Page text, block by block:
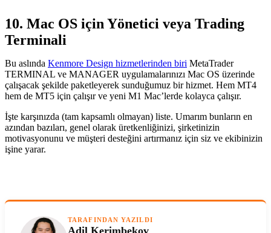
10. Mac OS için Yönetici veya Trading
Terminali
Bu aslında Kenmore Design hizmetlerinden biri MetaTrader
TERMINAL ve MANAGER uygulamalarınızı Mac OS üzerinde
çalışacak şekilde paketleyerek sunduğumuz bir hizmet. Hem MT4
hem de MT5 için çalışır ve yeni M1 Mac’lerde kolayca çalışır.
İşte karşınızda (tam kapsamlı olmayan) liste. Umarım bunların en
azından bazıları, genel olarak üretkenliğinizi, şirketinizin
motivasyonunu ve müşteri desteğini artırmanız için siz ve ekibinizin
işine yarar.
TARAFINDAN YAZILDI
Adil Kerimbekov